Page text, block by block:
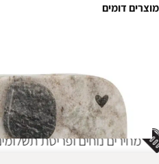
מוצרים דומים
מחירים נוחים ופריסת תשלומים